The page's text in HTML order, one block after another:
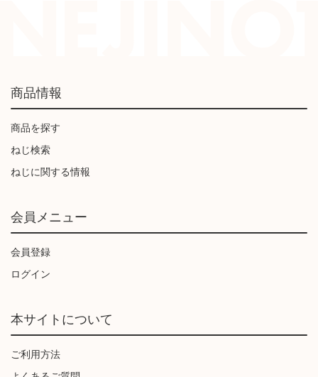
商品情報
商品を探す
ねじ検索
ねじに関する情報
会員メニュー
会員登録
ログイン
本サイトについて
ご利用方法